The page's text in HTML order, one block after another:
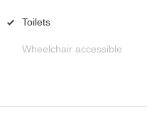
Toilets
Wheelchair accessible